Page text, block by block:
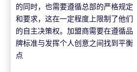
的同时，也需要遵循总部的严格规定
和要求，这在一定程度上限制了他们
的自主决策权。加盟商需要在遵循品
牌标准与发挥个人创意之间找到平衡
点